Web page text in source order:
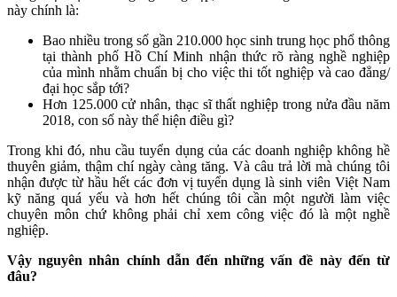
này chính là:
Bao nhiều trong số gần 210.000 học sinh trung học phổ thông
tại thành phố Hồ Chí Minh nhận thức rõ ràng nghề nghiệp
của mình nhằm chuẩn bị cho việc thi tốt nghiệp và cao đẳng/
đại học sắp tới?
Hơn 125.000 cử nhân, thạc sĩ thất nghiệp trong nửa đầu năm
2018, con số này thể hiện điều gì?
Trong khi đó, nhu cầu tuyển dụng của các doanh nghiệp không hề
thuyên giảm, thậm chí ngày càng tăng. Và câu trả lời mà chúng tôi
nhận được từ hầu hết các đơn vị tuyển dụng là sinh viên Việt Nam
kỹ năng quá yếu và hơn hết chúng tôi cần một người làm việc
chuyên môn chứ không phải chỉ xem công việc đó là một nghề
nghiệp.
Vậy nguyên nhân chính dẫn đến những vấn đề này đến từ
đâu?